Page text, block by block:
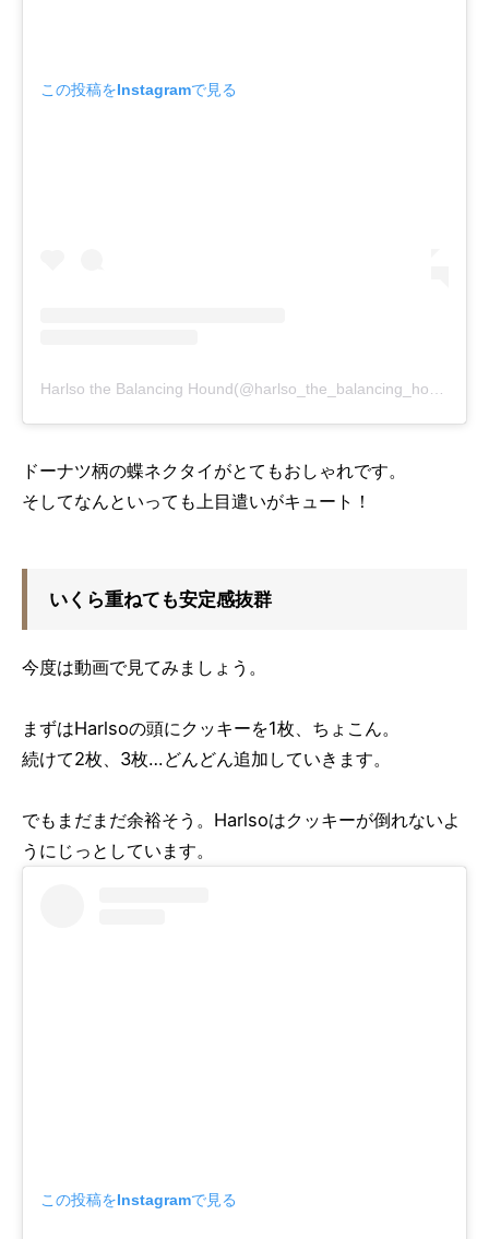
この投稿をInstagramで見る
Harlso the Balancing Hound(@harlso_the_balancing_hound)がシェアした投稿
ドーナツ柄の蝶ネクタイがとてもおしゃれです。
そしてなんといっても上目遣いがキュート！
いくら重ねても安定感抜群
今度は動画で見てみましょう。
まずはHarlsoの頭にクッキーを1枚、ちょこん。
続けて2枚、3枚…どんどん追加していきます。
でもまだまだ余裕そう。Harlsoはクッキーが倒れないよ
うにじっとしています。
この投稿をInstagramで見る